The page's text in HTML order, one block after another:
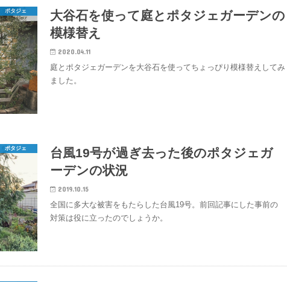
ポタジェ
大谷石を使って庭とポタジェガーデンの
模様替え
2020.04.11
庭とポタジェガーデンを大谷石を使ってちょっぴり模様替えしてみ
ました。
ポタジェ
台風19号が過ぎ去った後のポタジェガ
ーデンの状況
2019.10.15
全国に多大な被害をもたらした台風19号。前回記事にした事前の
対策は役に立ったのでしょうか。